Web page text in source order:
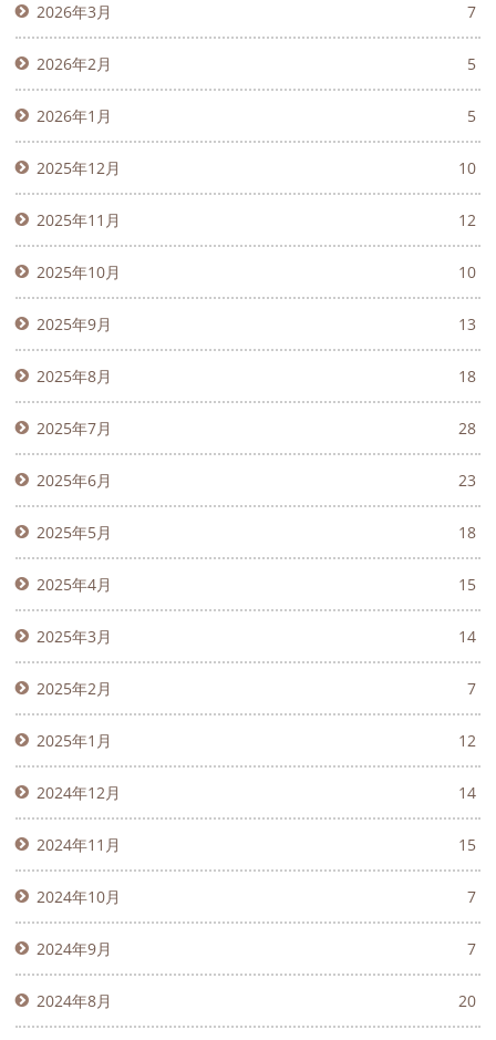
2026年3月 7
2026年2月 5
2026年1月 5
2025年12月 10
2025年11月 12
2025年10月 10
2025年9月 13
2025年8月 18
2025年7月 28
2025年6月 23
2025年5月 18
2025年4月 15
2025年3月 14
2025年2月 7
2025年1月 12
2024年12月 14
2024年11月 15
2024年10月 7
2024年9月 7
2024年8月 20